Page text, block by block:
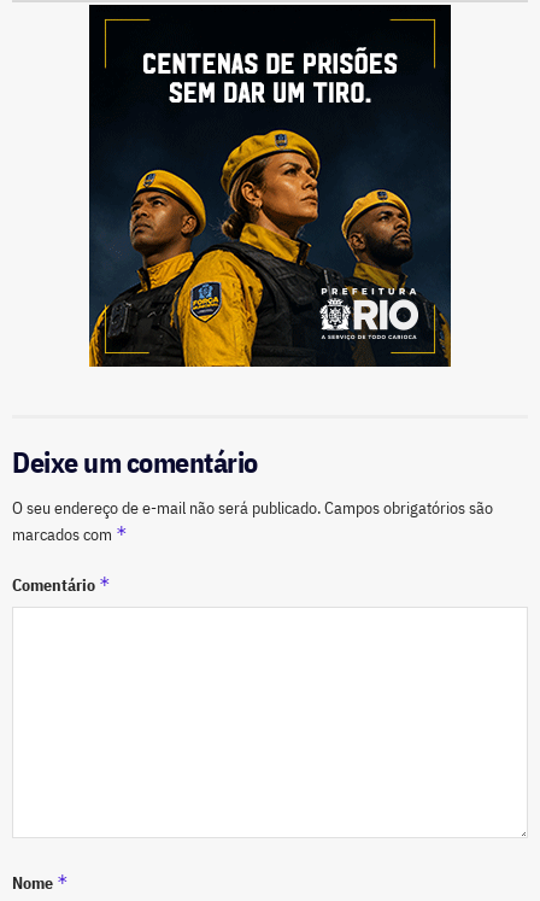
Deixe um comentário
O seu endereço de e-mail não será publicado.Campos obrigatórios são
marcados com *
Comentário *
Nome *